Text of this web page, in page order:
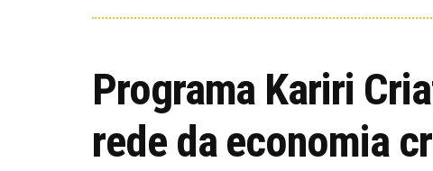
Programa Kariri
rede da economia